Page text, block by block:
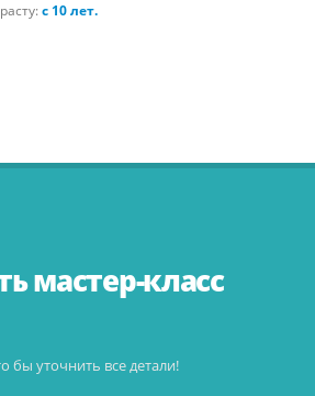
с 10 лет.
мастер-класс
уточнить все детали!